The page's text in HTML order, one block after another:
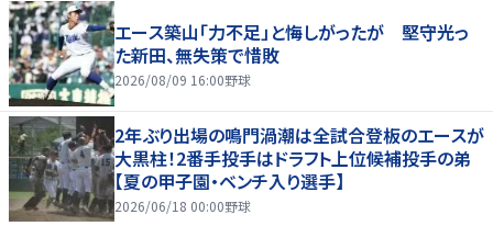
エース築山「力不足」と悔しがったが 堅守光っ
た新田、無失策で惜敗
2026/08/09 16:00野球
2年ぶり出場の鳴門渦潮は全試合登板のエースが
大黒柱！2番手投手はドラフト上位候補投手の弟
【夏の甲子園・ベンチ入り選手】
2026/06/18 00:00野球